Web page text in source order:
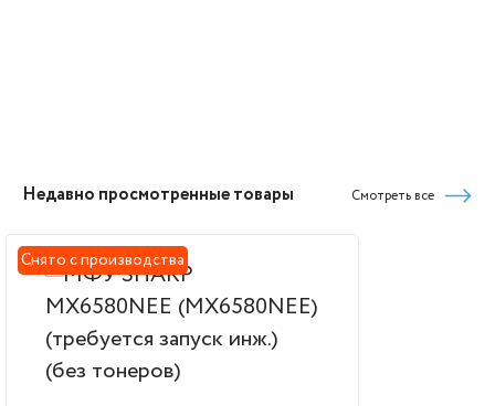
Недавно просмотренные товары Смотреть все
Снято с производства